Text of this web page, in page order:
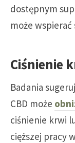
dostępnym
może
Ciśnienie
Badania
CBD może
ciśnienie krwi
cięższej pracy